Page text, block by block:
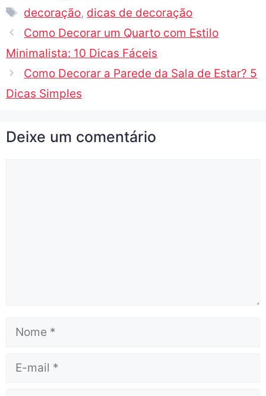
decoração, dicas de decoração
Como Decorar um Quarto com Estilo
Minimalista: 10 Dicas Fáceis
Como Decorar a Parede da Sala de Estar? 5
Dicas Simples
Deixe um comentário